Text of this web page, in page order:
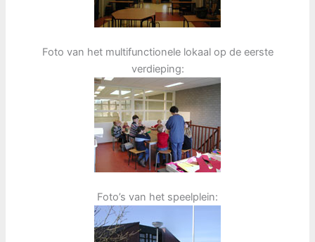
Foto van het multifunctionele lokaal op de eerste
verdieping:
Foto’s van het speelplein: